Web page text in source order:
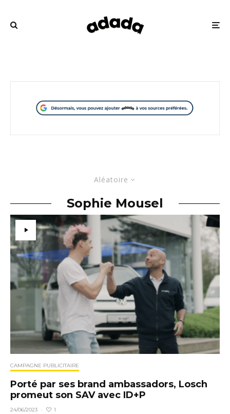
Aléatoire
Sophie Mousel
CAMPAGNE PUBLICITAIRE
Porté par ses brand ambassadors, Losch
promeut son SAV avec ID+P
24/06/2023 · 1